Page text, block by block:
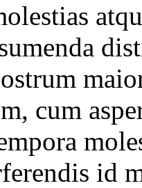
cum
id